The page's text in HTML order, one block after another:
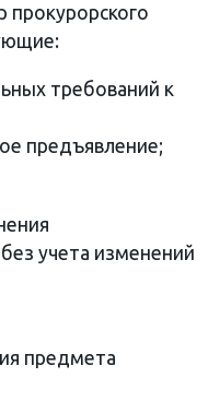
прокурорского
требований к
предъявление;
учета изменений
предмета